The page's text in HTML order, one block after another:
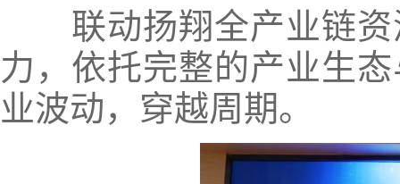
联动扬翔全产业链资
力，依托完整的产业生
业波动，穿越周期。